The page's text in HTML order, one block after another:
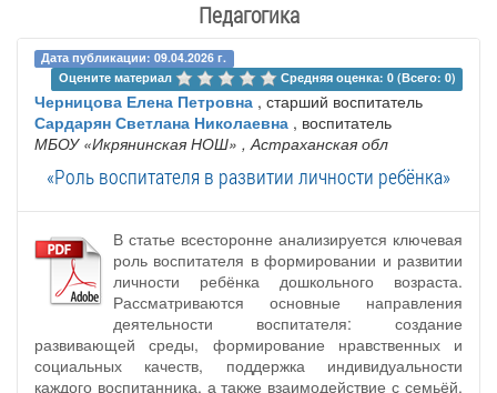
Педагогика
Дата публикации: 09.04.2026 г.
Оцените материал
Средняя оценка: 0 (Всего: 0)
Черницова Елена Петровна , старший воспитатель
Сардарян Светлана Николаевна , воспитатель
МБОУ «Икрянинская НОШ» , Астраханская обл
«Роль воспитателя в развитии личности ребёнка»
В статье всесторонне анализируется ключевая
роль воспитателя в формировании и развитии
личности ребёнка дошкольного возраста.
Рассматриваются основные направления
деятельности воспитателя: создание
развивающей среды, формирование нравственных и
социальных качеств, поддержка индивидуальности
каждого воспитанника, а также взаимодействие с семьёй.